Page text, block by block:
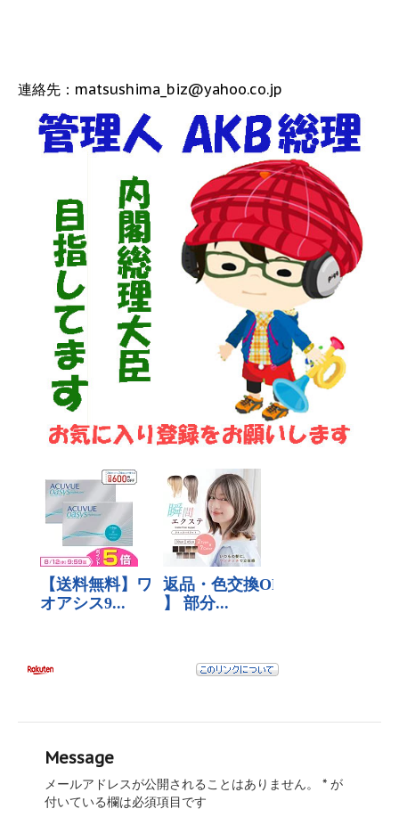
連絡先：matsushima_biz@yahoo.co.jp
Message
メールアドレスが公開されることはありません。 * が
付いている欄は必須項目です